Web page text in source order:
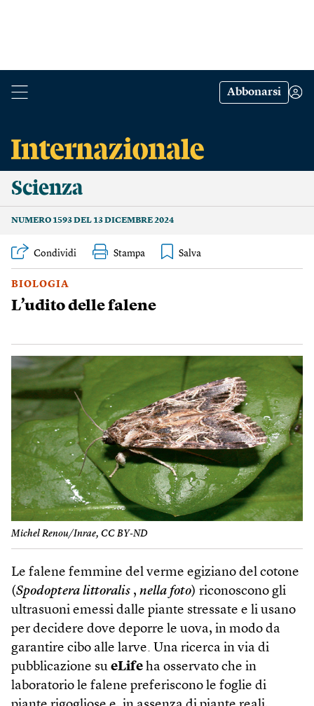
Abbonarsi
Scienza
NUMERO 1593 DEL 13 DICEMBRE 2024
Condividi Stampa
BIOLOGIA
L’udito delle falene
Michel Renou/Inrae, CC BY-ND
Le falene femmine del verme egiziano del cotone
(Spodoptera littoralis , nella foto) riconoscono gli
ultrasuoni emessi dalle piante stressate e li usano
per decidere dove deporre le uova, in modo da
garantire cibo alle larve. Una ricerca in via di
pubblicazione su eLife ha osservato che in
laboratorio le falene preferiscono le foglie di